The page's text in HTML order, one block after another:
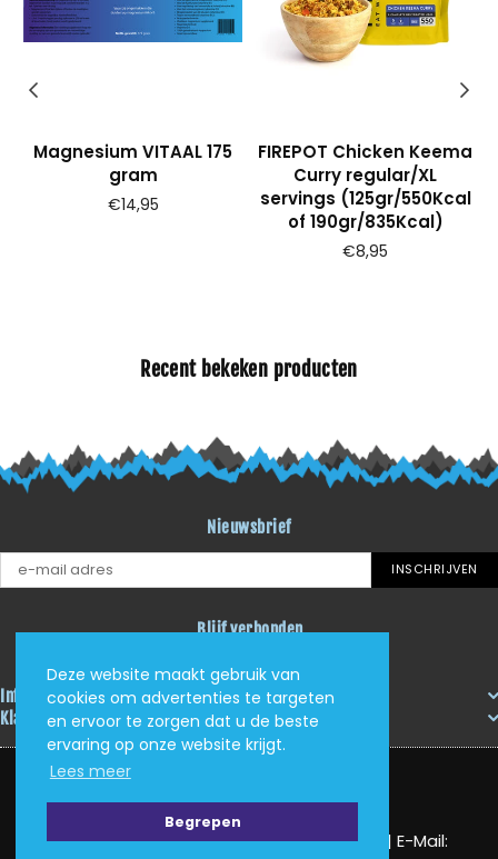
Deze website maakt gebruik van
cookies om advertenties te targeten
en ervoor te zorgen dat u de beste
ervaring op onze website krijgt.
Lees meer
Begrepen
Magnesium VITAAL 175
gram
Prijs
€14,95
FIREPOT Chicken Keema
Curry regular/XL
servings (125gr/550Kcal
of 190gr/835Kcal)
€8,95
Recent bekeken producten
Nieuwsbrief
INSCHRIJVEN
Blijf verbonden
FacebookInstagramYouTube
Informatie
Klantenservice
KVK: 62405705 | Tel: (+31) (0)625034408 | E-Mail: